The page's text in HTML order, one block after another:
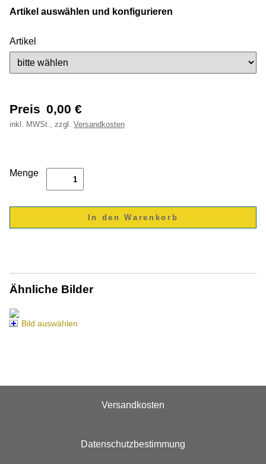
Artikel auswählen und konfigurieren
Artikel
Preis 0,00 €
inkl. MWSt., zzgl. Versandkosten
Menge
Ähnliche Bilder
Bild auswählen
Versandkosten
Datenschutzbestimmung